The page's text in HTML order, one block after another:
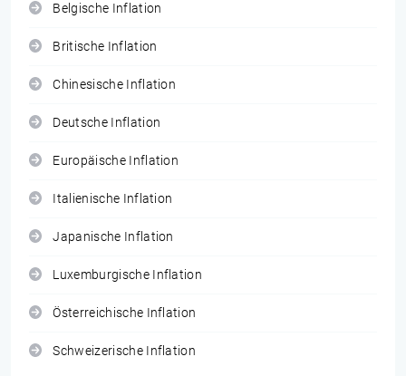
Belgische Inflation
Britische Inflation
Chinesische Inflation
Deutsche Inflation
Europäische Inflation
Italienische Inflation
Japanische Inflation
Luxemburgische Inflation
Österreichische Inflation
Schweizerische Inflation